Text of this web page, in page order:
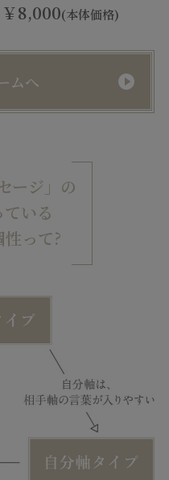
8,000(本体価格)
ムへ
ージ」の
いる
って?